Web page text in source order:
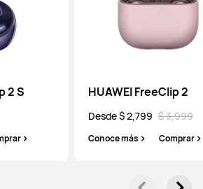
2 S HUAWEI FreeClip 2
Desde $ 2,799 $ 3,999
Conoce más Comprar